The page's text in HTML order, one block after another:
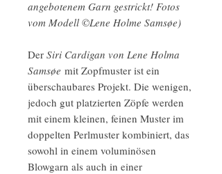
angebotenem Garn gestrickt! Fotos
vom Modell ©Lene Holme Samsøe)
Der Siri Cardigan von Lene Holma
Samsøe mit Zopfmuster ist ein
überschaubares Projekt. Die wenigen,
jedoch gut platzierten Zöpfe werden
mit einem kleinen, feinen Muster im
doppelten Perlmuster kombiniert, das
sowohl in einem voluminösen
Blowgarn als auch in einer